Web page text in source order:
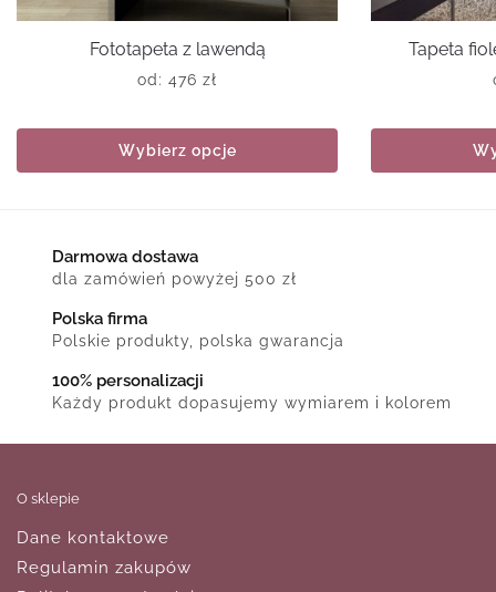
Fototapeta z lawendą
od: 476 zł
Wybierz opcje
Tapeta
Darmowa dostawa
dla zamówień powyżej 500 zł
Polska firma
Polskie produkty, polska gwarancja
100% personalizacji
Każdy produkt dopasujemy wymiarem i kolorem
O sklepie
Dane kontaktowe
Regulamin zakupów